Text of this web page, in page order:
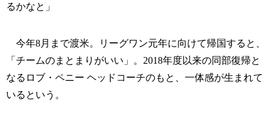
るかなと」
今年8月まで渡米。リーグワン元年に向けて帰国すると、
「チームのまとまりがいい」。2018年度以来の同部復帰と
なるロブ・ペニー ヘッドコーチのもと、一体感が生まれて
いるという。